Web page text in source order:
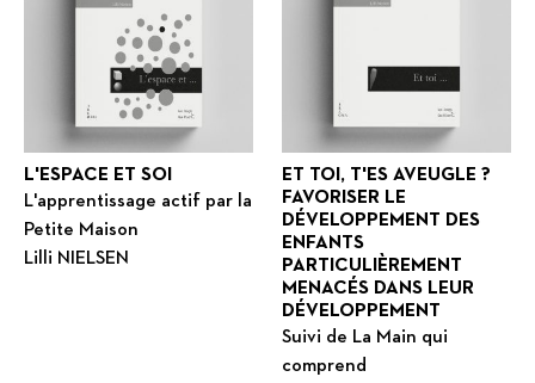
L'ESPACE ET SOI
L'apprentissage actif par la
Petite Maison
Lilli NIELSEN
ET TOI, T'ES AVEUGLE ?
FAVORISER LE
DÉVELOPPEMENT DES
ENFANTS
PARTICULIÈREMENT
MENACÉS DANS LEUR
DÉVELOPPEMENT
Suivi de La Main qui
comprend